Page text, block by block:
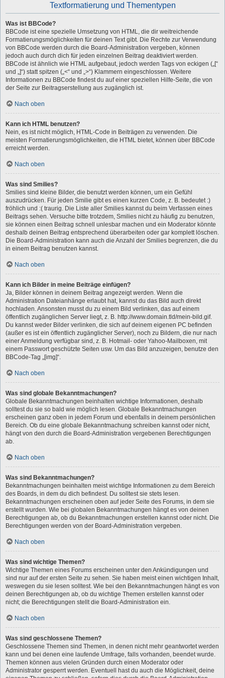
Textformatierung und Thementypen
Was ist BBCode?
BBCode ist eine spezielle Umsetzung von HTML, die dir weitreichende
Formatierungsmöglichkeiten für deinen Text gibt. Die Rechte zur Verwendung
von BBCode werden durch die Board-Administration vergeben, können
jedoch auch durch dich für jeden einzelnen Beitrag deaktiviert werden.
BBCode ist ähnlich wie HTML aufgebaut, jedoch werden Tags von eckigen („[“
und „]“) statt spitzen („<“ und „>“) Klammern eingeschlossen. Weitere
Informationen zu BBCode findest du auf einer speziellen Hilfe-Seite, die von
der Seite zur Beitragserstellung aus zugänglich ist.
Nach oben
Kann ich HTML benutzen?
Nein, es ist nicht möglich, HTML-Code in Beiträgen zu verwenden. Die
meisten Formatierungsmöglichkeiten, die HTML bietet, können über BBCode
erreicht werden.
Nach oben
Was sind Smilies?
Smilies sind kleine Bilder, die benutzt werden können, um ein Gefühl
auszudrücken. Für jeden Smilie gibt es einen kurzen Code, z. B. bedeutet :)
fröhlich und :( traurig. Die Liste aller Smilies kannst du beim Verfassen eines
Beitrags sehen. Versuche bitte trotzdem, Smilies nicht zu häufig zu benutzen,
sie können einen Beitrag schnell unlesbar machen und ein Moderator könnte
deshalb deinen Beitrag entsprechend überarbeiten oder gar komplett löschen.
Die Board-Administration kann auch die Anzahl der Smilies begrenzen, die du
in einem Beitrag benutzen kannst.
Nach oben
Kann ich Bilder in meine Beiträge einfügen?
Ja, Bilder können in deinem Beitrag angezeigt werden. Wenn die
Administration Dateianhänge erlaubt hat, kannst du das Bild auch direkt
hochladen. Ansonsten musst du zu einem Bild verlinken, das auf einem
öffentlich zugänglichen Server liegt, z. B. http://www.domain.tld/mein-bild.gif.
Du kannst weder Bilder verlinken, die sich auf deinem eigenen PC befinden
(außer es ist ein öffentlich zugänglicher Server), noch zu Bildern, die nur nach
einer Anmeldung verfügbar sind, z. B. Hotmail- oder Yahoo-Mailboxen, mit
einem Passwort geschützte Seiten usw. Um das Bild anzuzeigen, benutze den
BBCode-Tag „[img]“.
Nach oben
Was sind globale Bekanntmachungen?
Globale Bekanntmachungen beinhalten wichtige Informationen, deshalb
solltest du sie so bald wie möglich lesen. Globale Bekanntmachungen
erscheinen ganz oben in jedem Forum und ebenfalls in deinem persönlichen
Bereich. Ob du eine globale Bekanntmachung schreiben kannst oder nicht,
hängt von den durch die Board-Administration vergebenen Berechtigungen
ab.
Nach oben
Was sind Bekanntmachungen?
Bekanntmachungen beinhalten meist wichtige Informationen zu dem Bereich
des Boards, in dem du dich befindest. Du solltest sie stets lesen.
Bekanntmachungen erscheinen oben auf jeder Seite des Forums, in dem sie
erstellt wurden. Wie bei globalen Bekanntmachungen hängt es von deinen
Berechtigungen ab, ob du Bekanntmachungen erstellen kannst oder nicht. Die
Berechtigungen werden von der Board-Administration vergeben.
Nach oben
Was sind wichtige Themen?
Wichtige Themen eines Forums erscheinen unter den Ankündigungen und
sind nur auf der ersten Seite zu sehen. Sie haben meist einen wichtigen Inhalt,
weswegen du sie lesen solltest. Wie bei den Bekanntmachungen hängt es von
deinen Berechtigungen ab, ob du wichtige Themen erstellen kannst oder
nicht; die Berechtigungen stellt die Board-Administration ein.
Nach oben
Was sind geschlossene Themen?
Geschlossene Themen sind Themen, in denen nicht mehr geantwortet werden
kann und bei denen eine laufende Umfrage, falls vorhanden, beendet wurde.
Themen können aus vielen Gründen durch einen Moderator oder
Administrator gesperrt werden. Eventuell hast du auch die Möglichkeit, deine